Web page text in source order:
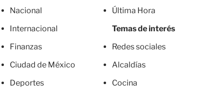
Nacional
Internacional
Finanzas
Ciudad de México
Deportes
Última Hora
Temas de interés
Redes sociales
Alcaldías
Cocina